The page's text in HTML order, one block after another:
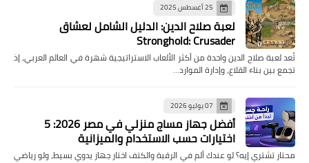
25 أغسطس 2025
لعبة صلاح الدين: الدليل الشامل لعشاق
Stronghold: Crusader
تُعد لعبة صلاح الدين واحدة من أكثر الألعاب الاستراتيجية شهرة في العالم العربي، إذ
تجمع بين بناء القلاع، وإدارة الموارد…
07 يوليو 2026
أفضل جهاز مساج منزلي في مصر 2026: 5
اختيارات حسب الاستخدام والميزانية
محتار تشتري إيه؟ لو عندك ألم في الرقبة والكتف اختار جهاز يدوي بسيط، ولو رياضي